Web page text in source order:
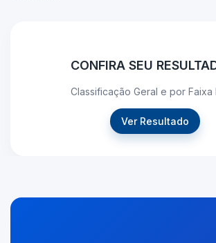
CONFIRA SEU
Classificação Geral e por Faixa
Ver Resultado